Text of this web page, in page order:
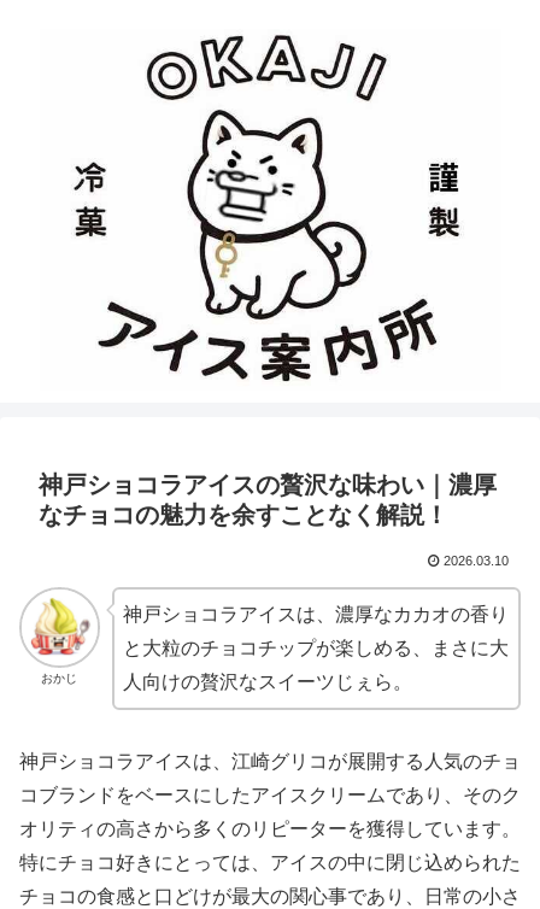
神戸ショコラアイスの贅沢な味わい｜濃厚
なチョコの魅力を余すことなく解説！
2026.03.10
おかじ
神戸ショコラアイスは、濃厚なカカオの香り
と大粒のチョコチップが楽しめる、まさに大
人向けの贅沢なスイーツじぇら。
神戸ショコラアイスは、江崎グリコが展開する人気のチョ
コブランドをベースにしたアイスクリームであり、そのク
オリティの高さから多くのリピーターを獲得しています。
特にチョコ好きにとっては、アイスの中に閉じ込められた
チョコの食感と口どけが最大の関心事であり、日常の小さ